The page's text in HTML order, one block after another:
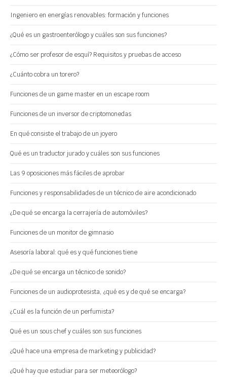
Ingeniero en energías renovables: formación y funciones
¿Qué es un gastroenterólogo y cuáles son sus funciones?
¿Cómo ser profesor de esquí? Requisitos y pruebas de acceso
¿Cuánto cobra un torero?
Funciones de un game master en un escape room
Funciones de un inversor de criptomonedas
En qué consiste el trabajo de un joyero
Qué es un traductor jurado y cuáles son sus funciones
Las 9 oposiciones más fáciles de aprobar
Funciones y responsabilidades de un técnico de aire acondicionado
¿De qué se encarga la cerrajería de automóviles?
Funciones de un monitor de gimnasio
Asesoría laboral: qué es y qué funciones tiene
¿De qué se encarga un técnico de sonido?
Funciones de un audioprotesista, ¿qué es y de qué se encarga?
¿Cuál es la función de un perfumista?
Qué es un sous chef y cuáles son sus funciones
¿Qué hace una empresa de marketing y publicidad?
¿Qué hay que estudiar para ser meteorólogo?